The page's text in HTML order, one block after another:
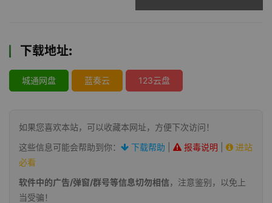
下载地址:
城通网盘 蓝奏云 123云盘
如果您喜欢本站，可以收藏本网址，方便下次访问！
这些信息可能会帮助到你：
下载帮助 报毒说明
进站
必看
软件中的广告/弹窗/群号等信息切勿相信，注意鉴别，以免上
当受骗！